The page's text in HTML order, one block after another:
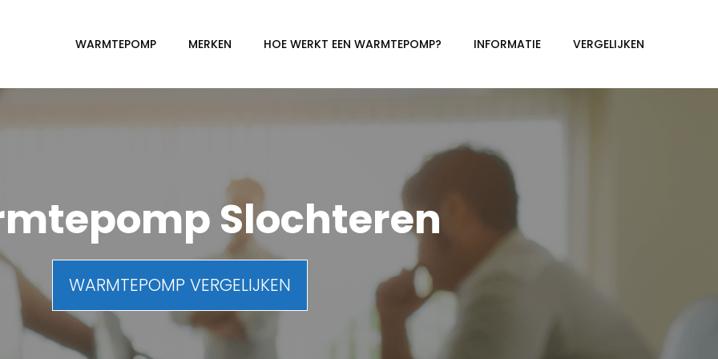
WARMTEPOMP MERKEN HOE WERKT EEN WARMTEPOMP? INFORMATIE VERGELIJKEN
Slochteren
WARMTEPOMP VERGELIJKEN